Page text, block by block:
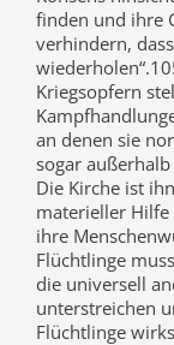
finden und ihre
verhindern,
wiederholen“.
Kriegsopfern
an denen sie
sogar
Die Kirche ist
materieller Hilfe
ihre
Flüchtlinge
die universell
unterstreichen
Flüchtlinge